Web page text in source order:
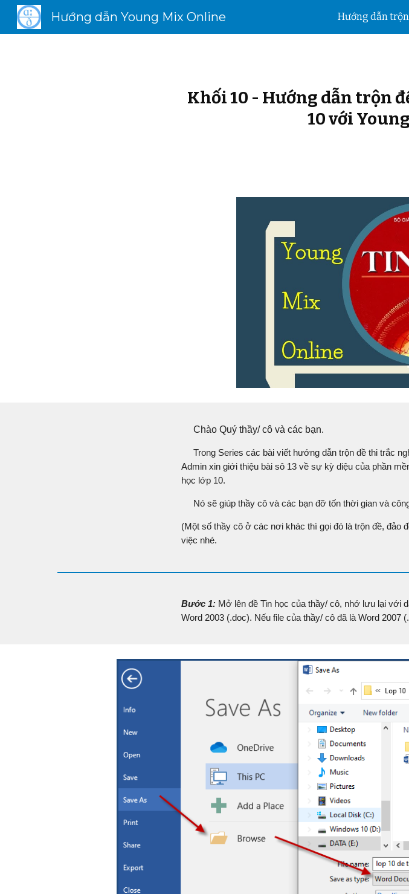
Skip to main content
Hướng dẫn Young Mix Online
Khối 10 - Hướng dẫn trộn
10 với
Chào Quý thầy/ cô và các bạn.
Trong Series các bài viết hướng dẫn trộn đề thi trắc
Admin xin giới thiệu bài sô 13 về sự kỳ diệu của phần
học lớp 10.
Nó sẽ giúp thầy cô và các bạn đỡ tốn thời gian và
(Một số thầy cô ở các nơi khác thì gọi đó là trộn đề, đảo
việc nhé.
Bước 1: Mở lên đềTin học của thầy/ cô, nhớ lưu lại với
Word 2003 (.doc). Nếu file của thầy/ cô đã là Word 2007